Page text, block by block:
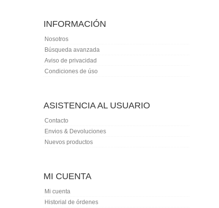
INFORMACIÓN
Nosotros
Búsqueda avanzada
Aviso de privacidad
Condiciones de úso
ASISTENCIA AL USUARIO
Contacto
Envios & Devoluciones
Nuevos productos
MI CUENTA
Mi cuenta
Historial de órdenes